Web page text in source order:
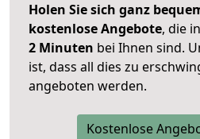
Holen Sie sich ganz
kostenlose Angebote, die
2 Minuten bei Ihnen sind.
ist, dass all dies zu
angeboten werden.
Kostenlose